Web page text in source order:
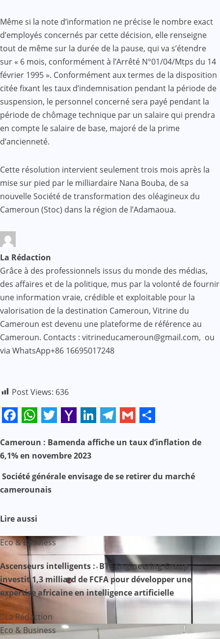
Même si la note d’information ne précise le nombre exact
d’employés concernés par cette décision, elle renseigne
tout de même sur la durée de la pause, qui va s’étendre
sur « 6 mois, conformément à l’Arrêté N°01/04/Mtps du 14
février 1995 ». Conformément aux termes de la disposition
citée fixant les taux d’indemnisation pendant la période de
suspension, le personnel concerné sera payé pendant la
période de chômage technique par un salaire qui prendra
en compte le salaire de base, majoré de la prime
d’ancienneté.
Cette résolution intervient seulement trois mois après la
mise sur pied par le milliardaire Nana Bouba, de sa
nouvelle Société de transformation des oléagineux du
Cameroun (Stoc) dans la région de l’Adamaoua.
La Rédaction
Grâce à des professionnels issus du monde des médias,
des affaires et de la politique, mus par la volonté de fournir
une information vraie, crédible et exploitable pour la
valorisation de la destination Cameroun, Vitrine du
Cameroun est devenu une plateforme de référence au
Cameroun. Contacts : vitrineducameroun@gmail.com, ou
via WhatsApp+86 16695017248
Post Views: 636
Mail
N
v
a
t
i
o
n
Cameroun : Bamenda affiche un taux d’inflation de
6,1% en novembre 2023
Société générale envisage de se retirer du marché
camerounais
Lire aussi
Eco & Business
Ascenseurs intelligents : BTE Engineering Group
investit 1,3 milliard de FCFA pour développer une
expertise africaine en intelligence artificielle
La Rédaction
Eco & Business